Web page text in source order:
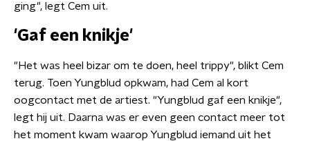
ging", legt Cem uit.
'Gaf een knikje'
"Het was heel bizar om te doen, heel trippy", blikt Cem
terug. Toen Yungblud opkwam, had Cem al kort
oogcontact met de artiest. "Yungblud gaf een knikje",
legt hij uit. Daarna was er even geen contact meer tot
het moment kwam waarop Yungblud iemand uit het